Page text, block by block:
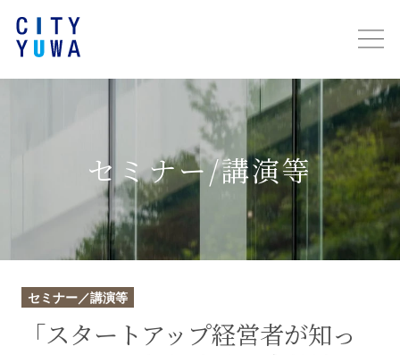
セミナー/講演等
セミナー／講演等
「スタートアップ経営者が知っ